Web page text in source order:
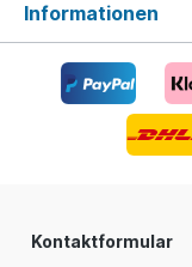
Informationen
Kontaktformular